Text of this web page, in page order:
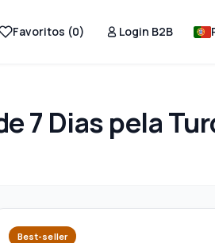
Favoritos (0) Login B2B
7 Dias pela
Best-seller